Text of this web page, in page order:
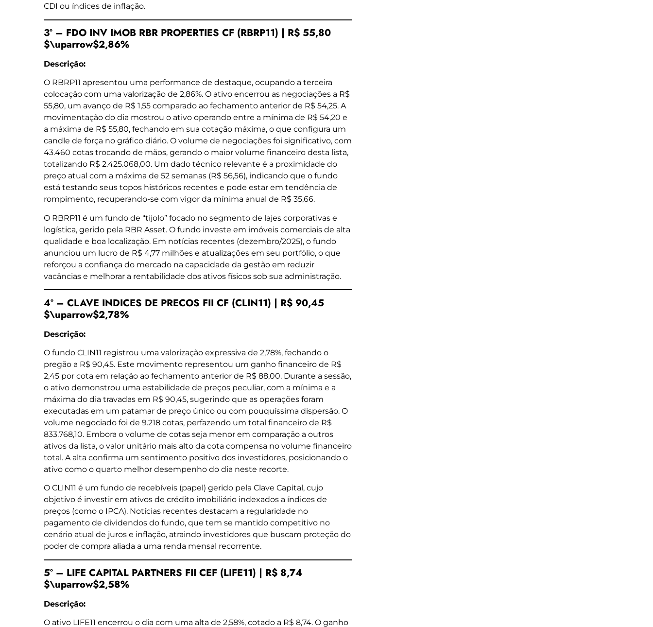
CDI ou índices de inflação.
3º – FDO INV IMOB RBR PROPERTIES CF (RBRP11) | R$ 55,80
$\uparrow$2,86%
Descrição:
O RBRP11 apresentou uma performance de destaque, ocupando a terceira
colocação com uma valorização de 2,86%. O ativo encerrou as negociações a R$
55,80, um avanço de R$ 1,55 comparado ao fechamento anterior de R$ 54,25. A
movimentação do dia mostrou o ativo operando entre a mínima de R$ 54,20 e
a máxima de R$ 55,80, fechando em sua cotação máxima, o que configura um
candle de força no gráfico diário. O volume de negociações foi significativo, com
43.460 cotas trocando de mãos, gerando o maior volume financeiro desta lista,
totalizando R$ 2.425.068,00. Um dado técnico relevante é a proximidade do
preço atual com a máxima de 52 semanas (R$ 56,56), indicando que o fundo
está testando seus topos históricos recentes e pode estar em tendência de
rompimento, recuperando-se com vigor da mínima anual de R$ 35,66.
O RBRP11 é um fundo de “tijolo” focado no segmento de lajes corporativas e
logística, gerido pela RBR Asset. O fundo investe em imóveis comerciais de alta
qualidade e boa localização. Em notícias recentes (dezembro/2025), o fundo
anunciou um lucro de R$ 4,77 milhões e atualizações em seu portfólio, o que
reforçou a confiança do mercado na capacidade da gestão em reduzir
vacâncias e melhorar a rentabilidade dos ativos físicos sob sua administração.
4º – CLAVE INDICES DE PRECOS FII CF (CLIN11) | R$ 90,45
$\uparrow$2,78%
Descrição:
O fundo CLIN11 registrou uma valorização expressiva de 2,78%, fechando o
pregão a R$ 90,45. Este movimento representou um ganho financeiro de R$
2,45 por cota em relação ao fechamento anterior de R$ 88,00. Durante a sessão,
o ativo demonstrou uma estabilidade de preços peculiar, com a mínima e a
máxima do dia travadas em R$ 90,45, sugerindo que as operações foram
executadas em um patamar de preço único ou com pouquíssima dispersão. O
volume negociado foi de 9.218 cotas, perfazendo um total financeiro de R$
833.768,10. Embora o volume de cotas seja menor em comparação a outros
ativos da lista, o valor unitário mais alto da cota compensa no volume financeiro
total. A alta confirma um sentimento positivo dos investidores, posicionando o
ativo como o quarto melhor desempenho do dia neste recorte.
O CLIN11 é um fundo de recebíveis (papel) gerido pela Clave Capital, cujo
objetivo é investir em ativos de crédito imobiliário indexados a índices de
preços (como o IPCA). Notícias recentes destacam a regularidade no
pagamento de dividendos do fundo, que tem se mantido competitivo no
cenário atual de juros e inflação, atraindo investidores que buscam proteção do
poder de compra aliada a uma renda mensal recorrente.
5º – LIFE CAPITAL PARTNERS FII CEF (LIFE11) | R$ 8,74
$\uparrow$2,58%
Descrição:
O ativo LIFE11 encerrou o dia com uma alta de 2,58%, cotado a R$ 8,74. O ganho